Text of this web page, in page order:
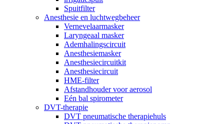
Spuitfilter
Anesthesie en luchtwegbeheer
Vernevelaarmasker
Laryngeaal masker
Ademhalingscircuit
Anesthesiemasker
Anesthesiecircuitkit
Anesthesiecircuit
HME-filter
Afstandhouder voor aerosol
Eén bal spirometer
DVT-therapie
DVT pneumatische therapiehuls